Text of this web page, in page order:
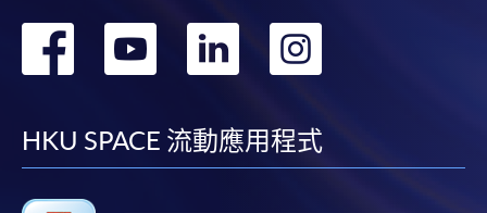
轉
facebook
轉
youtube
轉
linkedin
轉
HKU SPACE 流動應用程式